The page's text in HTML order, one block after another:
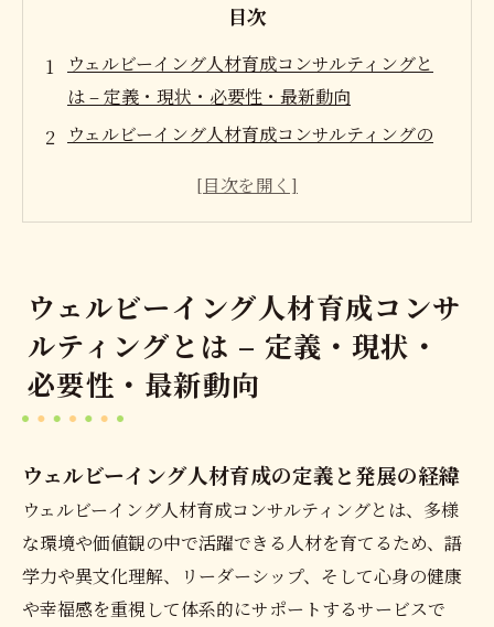
目次
ウェルビーイング人材育成コンサルティングと
は – 定義・現状・必要性・最新動向
ウェルビーイング人材育成コンサルティングの
会社概要
ウェルビーイング人材育成コンサ
ルティングとは – 定義・現状・
必要性・最新動向
ウェルビーイング人材育成の定義と発展の経緯
ウェルビーイング人材育成コンサルティングとは、多様
な環境や価値観の中で活躍できる人材を育てるため、語
学力や異文化理解、リーダーシップ、そして心身の健康
や幸福感を重視して体系的にサポートするサービスで